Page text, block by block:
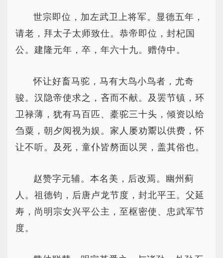
世宗即位，加左武卫上将军。显德五年，
请老，拜太子太师致仕。恭帝即位，封杞国
公。建隆元年，卒，年六十九。赠侍中。
怀让好畜马驼，马有大鸟小鸟者，尤奇
骏。汉隐帝使求之，吝而不献。及罢节镇，环
卫禄薄，犹有马百匹、橐驼三十头，倾资以给
刍粟，朝夕阅视为娱。家人屡劝鬻以供费，怀
让不听。及死，童仆皆剺面以哭，盖其俗也。
赵赞字元辅。本名美，后改焉。幽州蓟
人。祖德钧，后唐卢龙节度，封北平王。父延
寿，尚明宗女兴平公主，至枢密使、忠武军节
度。